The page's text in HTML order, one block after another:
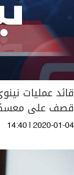
قائد عمليات
قصف على
14:40 | 2020-01-04